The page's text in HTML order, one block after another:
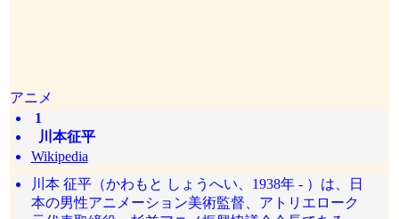
アニメ
1
川本征平
Wikipedia
川本 征平（かわもと しょうへい、1938年 - ）は、日
本の男性アニメーション美術監督、アトリエローク